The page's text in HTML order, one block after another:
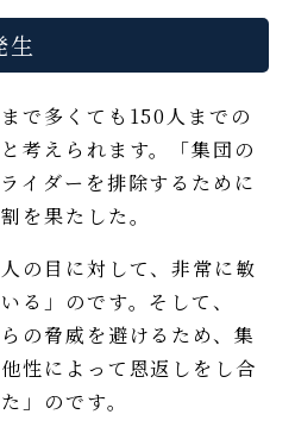
生
で多くても150人までの
考えられます。「集団の
イダーを排除するために
を果たした。
の目に対して、非常に敏
る」のです。そして、
の脅威を避けるため、集
性によって恩返しをし合
」のです。